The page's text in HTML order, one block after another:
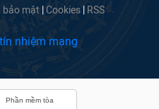
bảo mật Cookies RSS
Phần mềm tòa